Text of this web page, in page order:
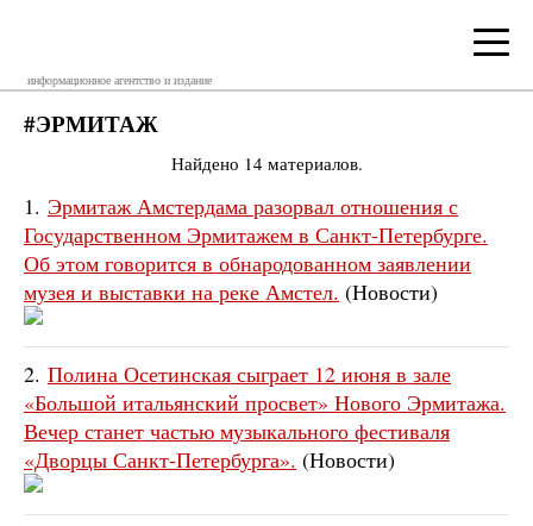
информационное агентство и издание
#ЭРМИТАЖ
Найдено 14 материалов.
1. Эрмитаж Амстердама разорвал отношения с
Государственном Эрмитажем в Санкт-Петербурге.
Об этом говорится в обнародованном заявлении
музея и выставки на реке Амстел. (Новости)
2. Полина Осетинская сыграет 12 июня в зале
«Большой итальянский просвет» Нового Эрмитажа.
Вечер станет частью музыкального фестиваля
«Дворцы Санкт-Петербурга». (Новости)